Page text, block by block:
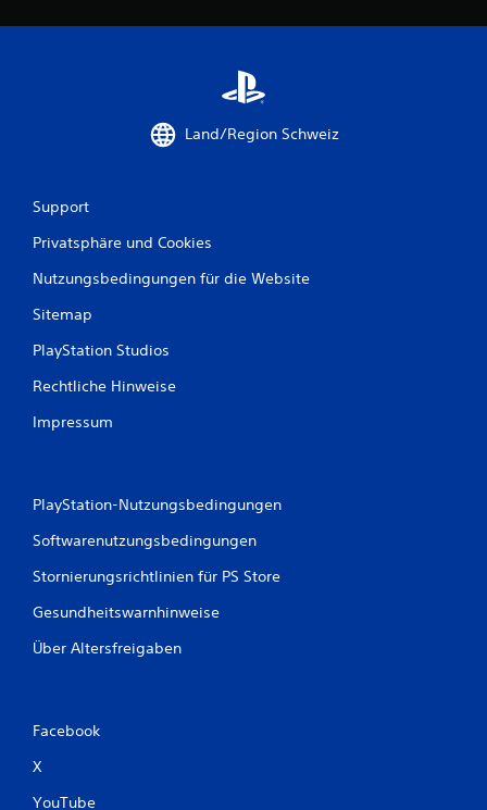
e
Land/Region Schweiz
Support
Privatsphäre und Cookies
Nutzungsbedingungen für die Website
Sitemap
PlayStation Studios
Rechtliche Hinweise
Impressum
PlayStation-Nutzungsbedingungen
Softwarenutzungsbedingungen
Stornierungsrichtlinien für PS Store
Gesundheitswarnhinweise
Über Altersfreigaben
Facebook
X
YouTube